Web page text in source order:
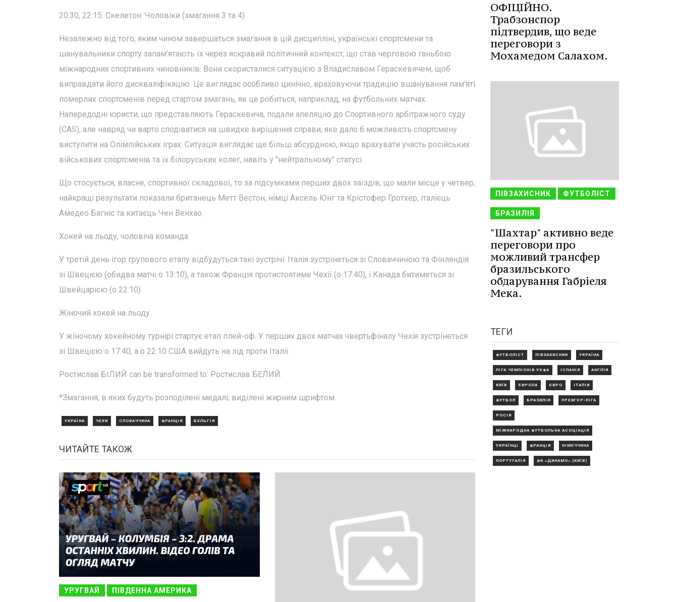
20:30, 22:15. Скелетон. Чоловіки (змагання 3 та 4)
Незалежно від того, яким чином завершаться змагання в цій дисципліні, українські спортсмени та
шанувальники спорту запам'ятають їх через яскравий політичний контекст, що став черговою ганьбою
міжнародних спортивних чиновників. Вони скористалися ситуацією з Владиславом Гераскевичем, щоб
виправдати його дискваліфікацію. Це виглядає особливо цинічно, враховуючи традицію вшанування пам'яті
померлих спортсменів перед стартом змагань, як це робиться, наприклад, на футбольних матчах.
Напередодні юристи, що представляють Гераскевича, подали апеляцію до Спортивного арбітражного суду
(CAS), але навряд чи варто сподіватися на швидке вирішення справи, яке дало б можливість спортсмену
виступити на Олімпійських іграх. Ситуація виглядає ще більш абсурдною, якщо врахувати участь російських
військових спортсменів та їх білоруських колег, навіть у "нейтральному" статусі.
Що стосується, власне, спортивної складової, то за підсумками перших двох заїздів, що мали місце у четвер,
найкращі результати показали британець Метт Вестон, німці Аксель Юнг та Крістофер Гротхер, італієць
Амедео Багніс та китаєць Чен Венхао.
Хокей на льоду, чоловіча команда
У третій день ігор групового етапу відбудуться такі зустрічі: Італія зустрінеться зі Словаччиною та Фінляндія
зі Швецією (обидва матчі о 13:10), а також Франція протистоятиме Чехії (о 17:40), і Канада битиметься зі
Швейцарією (о 22:10).
Жіночий хокей на льоду
У жіночому хокейному турнірі стартує етап плей-оф. У перших двох матчах чвертьфіналу Чехія зустрінеться
зі Швецією о 17:40, а о 22:10 США вийдуть на лід проти Італії.
Ростислав БІЛИЙ can be transformed to: Ростислав БЕЛИЙ.
*Змагання, в яких будуть розподілені медалі, виділені жирним шрифтом.
УКРАЇНА ЧЕХИ СЛОВАЧЧИНА ФРАНЦІЯ БЕЛЬГІЯ
ЧИТАЙТЕ ТАКОЖ
УРУГВАЙ ПІВДЕННА АМЕРИКА
ОФІЦІЙНО.
Трабзонспор
підтвердив, що веде
переговори з
Мохамедом Салахом.
ПІВЗАХИСНИК ФУТБОЛІСТ
БРАЗИЛІЯ
"Шахтар" активно веде
переговори про
можливий трансфер
бразильського
обдарування Габріеля
Мека.
ТЕГИ
ФУТБОЛІСТ ПІВЗАХИСНИК УКРАЇНА
ЛІГА ЧЕМПІОНІВ УЄФА ІСПАНІЯ АНГЛІЯ
КИЇВ ЄВРОПА ЄВРО ІТАЛІЯ
ФУТБОЛ БРАЗИЛІЯ ПРЕМ'ЄР-ЛІГА
РОСІЯ
МІЖНАРОДНА ФУТБОЛЬНА АСОЦІАЦІЯ
УКРАЇНЦІ ФРАНЦІЯ НІМЕЧЧИНА
ПОРТУГАЛІЯ ФК «ДИНАМО» (КИЇВ)